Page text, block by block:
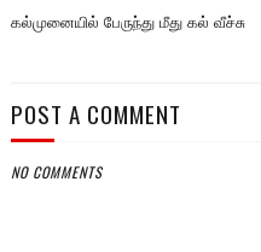
கல்முனையில் பேருந்து மீது கல் வீச்சு
POST A COMMENT
NO COMMENTS